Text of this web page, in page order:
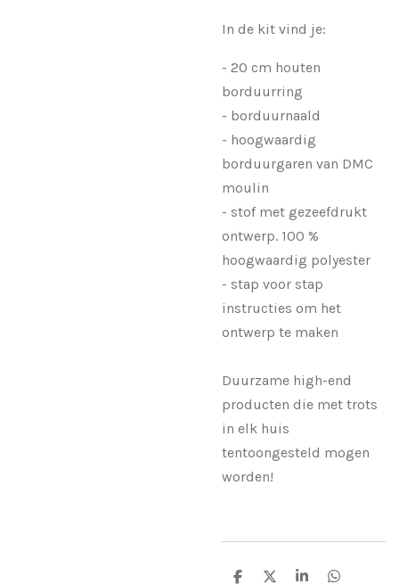
In de kit vind je:
- 20 cm houten
borduurring
- borduurnaald
- hoogwaardig
borduurgaren van DMC
moulin
- stof met gezeefdrukt
ontwerp. 100 %
hoogwaardig polyester
- stap voor stap
instructies om het
ontwerp te maken
Duurzame high-end
producten die met trots
in elk huis
tentoongesteld mogen
worden!